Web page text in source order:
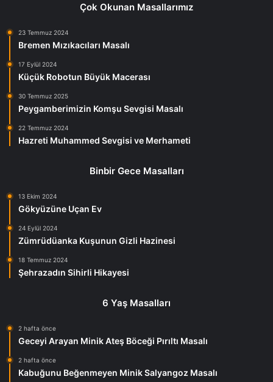
Çok Okunan Masallarımız
23 Temmuz 2024
Bremen Mızıkacıları Masalı
17 Eylül 2024
Küçük Robotun Büyük Macerası
30 Temmuz 2025
Peygamberimizin Komşu Sevgisi Masalı
22 Temmuz 2024
Hazreti Muhammed Sevgisi ve Merhameti
Binbir Gece Masalları
13 Ekim 2024
Gökyüzüne Uçan Ev
24 Eylül 2024
Zümrüdüanka Kuşunun Gizli Hazinesi
18 Temmuz 2024
Şehrazadın Sihirli Hikayesi
6 Yaş Masalları
2 hafta önce
Geceyi Arayan Minik Ateş Böceği Pırıltı Masalı
2 hafta önce
Kabuğunu Beğenmeyen Minik Salyangoz Masalı